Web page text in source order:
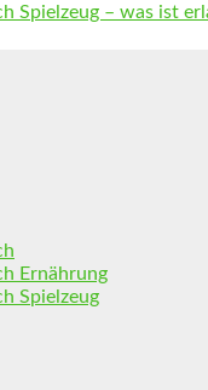
Spielzeug – was ist
Ernährung
Spielzeug